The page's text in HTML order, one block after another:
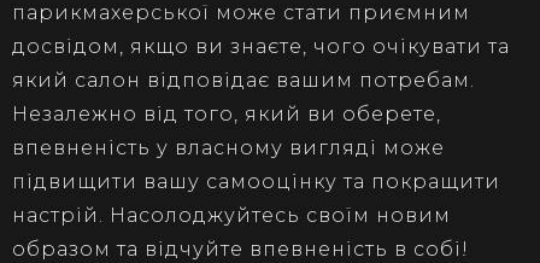
парикмахерської може стати приємним
досвідом, якщо ви знаєте, чого очікувати та
який салон відповідає вашим потребам.
Незалежно від того, який ви оберете,
впевненість у власному вигляді може
підвищити вашу самооцінку та покращити
настрій. Насолоджуйтесь своїм новим
образом та відчуйте впевненість в собі!